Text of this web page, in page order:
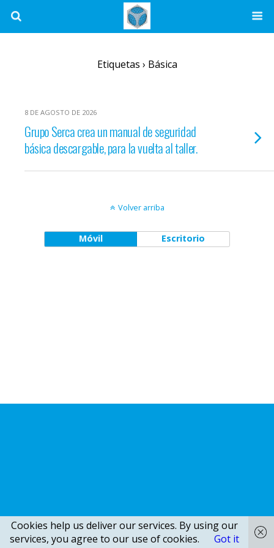
Etiquetas › Básica
8 DE AGOSTO DE 2026
Grupo Serca crea un manual de seguridad
básica descargable, para la vuelta al taller.
Volver arriba
Móvil Escritorio
Cookies help us deliver our services. By using our
services, you agree to our use of cookies.
Got it